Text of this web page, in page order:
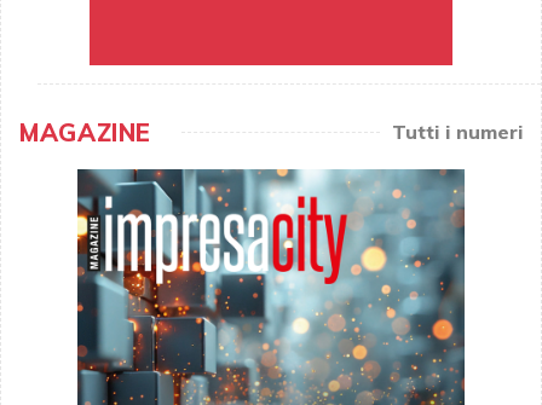
MAGAZINE Tutti i numeri